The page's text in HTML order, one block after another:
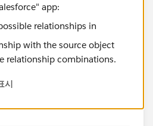
app:
with the source object
relationship combinations.
시